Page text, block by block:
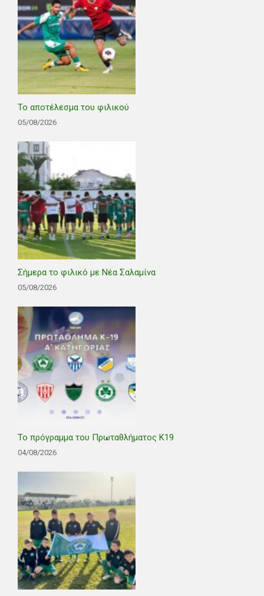
Το αποτέλεσμα του φιλικού
05/08/2026
Σήμερα το φιλικό με Νέα Σαλαμίνα
05/08/2026
Το πρόγραμμα του Πρωταθλήματος Κ19
04/08/2026